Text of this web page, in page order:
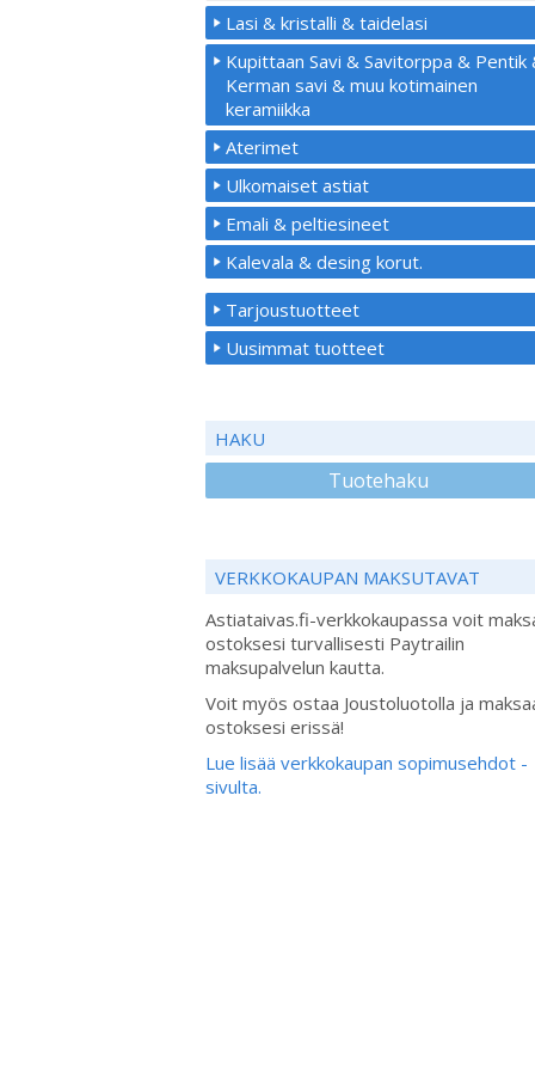
Lasi & kristalli & taidelasi
Kupittaan Savi & Savitorppa & Pentik
Kerman savi & muu kotimainen
keramiikka
Aterimet
Ulkomaiset astiat
Emali & peltiesineet
Kalevala & desing korut.
Tarjoustuotteet
Uusimmat tuotteet
HAKU
Tuotehaku
VERKKOKAUPAN MAKSUTAVAT
Astiataivas.fi-verkkokaupassa voit
ostoksesi turvallisesti Paytrailin
maksupalvelun kautta.
Voit myös ostaa Joustoluotolla ja
ostoksesi erissä!
Lue lisää verkkokaupan sopimusehdot -
sivulta.